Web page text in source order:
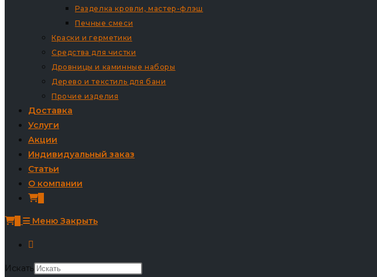
Разделка кровли, мастер-флэш
Печные смеси
Краски и герметики
Средства для чистки
Дровницы и каминные наборы
Дерево и текстиль для бани
Прочие изделия
Доставка
Услуги
Акции
Индивидуальный заказ
Статьи
О компании
Меню Закрыть
Искать